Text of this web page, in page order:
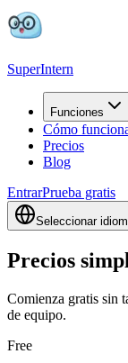
SuperIntern
Funciones
Cómo
Precios
Blog
EntrarPrueba gratis
Seleccionar
Precios
Comienza gratis sin
de equipo.
Free